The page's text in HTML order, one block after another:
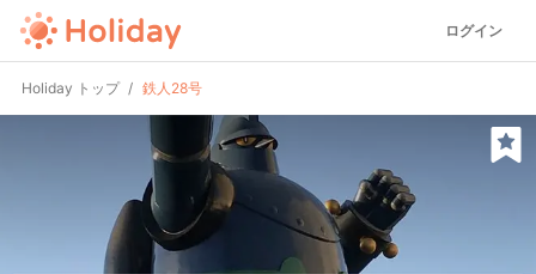
ログイン
Holiday トップ 鉄人28号